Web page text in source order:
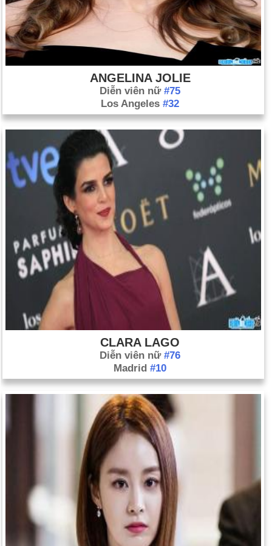
ANGELINA JOLIE
Diễn viên nữ #75
Los Angeles #32
CLARA LAGO
Diễn viên nữ #76
Madrid #10